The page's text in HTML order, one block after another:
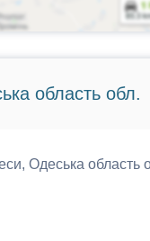
область обл.
Одеська область